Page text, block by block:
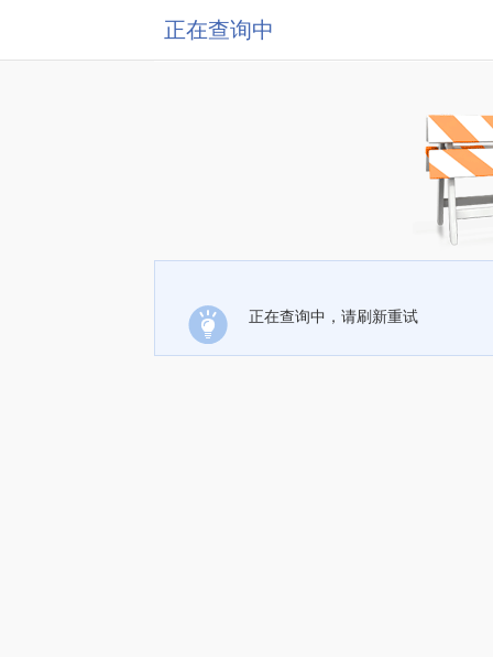
正在查询中
正在查询中，请刷新重试